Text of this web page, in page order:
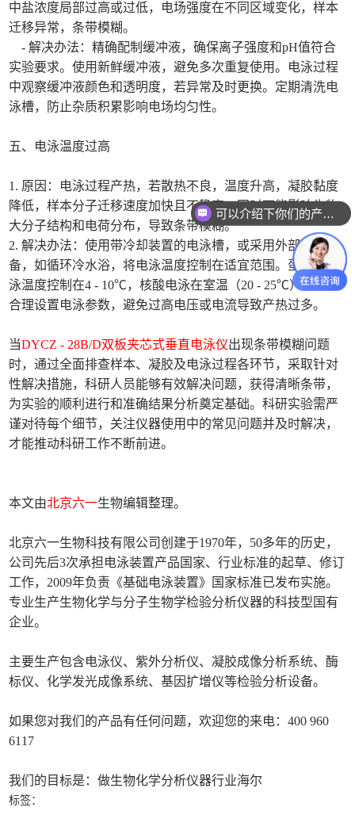
中盐浓度局部过高或过低，电场强度在不同区域变化，样本
迁移异常，条带模糊。
- 解决办法：精确配制缓冲液，确保离子强度和pH值符合
实验要求。使用新鲜缓冲液，避免多次重复使用。电泳过程
中观察缓冲液颜色和透明度，若异常及时更换。定期清洗电
泳槽，防止杂质积累影响电场均匀性。
五、电泳温度过高
1. 原因：电泳过程产热，若散热不良，温度升高，凝胶黏度
降低，样本分子迁移速度加快且不稳定，同时可能影响生物
大分子结构和电荷分布，导致条带模糊。
2. 解决办法：使用带冷却装置的电泳槽，或采用外部冷却设
备，如循环冷水浴，将电泳温度控制在适宜范围。蛋白质电
泳温度控制在4 - 10℃，核酸电泳在室温（20 - 25℃）左右。
合理设置电泳参数，避免过高电压或电流导致产热过多。
当DYCZ - 28B/D双板夹芯式垂直电泳仪出现条带模糊问题
时，通过全面排查样本、凝胶及电泳过程各环节，采取针对
性解决措施，科研人员能够有效解决问题，获得清晰条带，
为实验的顺利进行和准确结果分析奠定基础。科研实验需严
谨对待每个细节，关注仪器使用中的常见问题并及时解决，
才能推动科研工作不断前进。
本文由北京六一生物编辑整理。
北京六一生物科技有限公司创建于1970年，50多年的历史，
公司先后3次承担电泳装置产品国家、行业标准的起草、修订
工作，2009年负责《基础电泳装置》国家标准已发布实施。
专业生产生物化学与分子生物学检验分析仪器的科技型国有
企业。
主要生产包含电泳仪、紫外分析仪、凝胶成像分析系统、酶
标仪、化学发光成像系统、基因扩增仪等检验分析设备。
如果您对我们的产品有任何问题，欢迎您的来电：400 960
6117
我们的目标是：做生物化学分析仪器行业海尔
标签：